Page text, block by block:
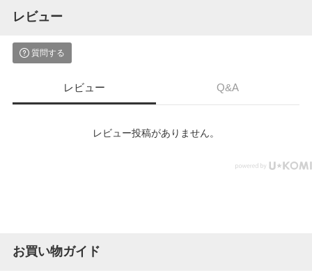
レビュー
質問する
レビュー Q&A
レビュー投稿がありません。
お買い物ガイド